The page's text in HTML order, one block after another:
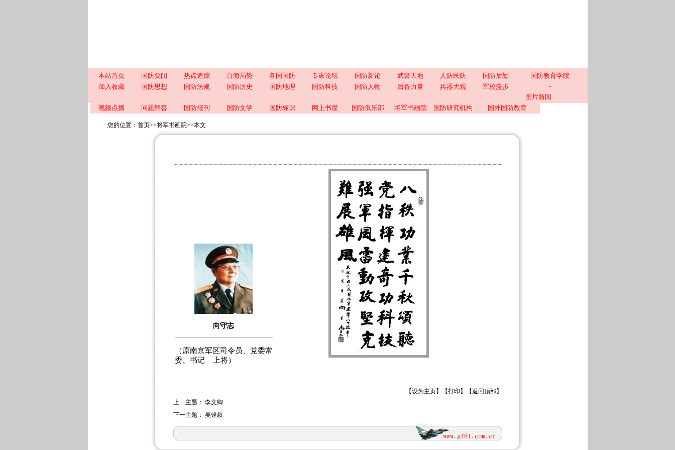
本站首页 国防要闻 热点追踪 台海局势 各国国防 专家论坛 国防新论 武警天地 人防民防 国防后勤
国防教育学院
加入收藏
国防思想 国防法规 国防历史 国防地理 国防科技 国防人物 后备力量 兵器大观 军校漫步
-
图片新闻
视频点播
问题解答 国防报刊 国防文学 国防标识 网上书屋 国防俱乐部 将军书画院 国防研究机构 国外国防教育
您的位置： 首页>>将军书画院>>本文
向守志
（原南京军区司令员、党委常
委、书记 上将）
【设为主页】【打印 】【返回顶部】
上一主题： 李文卿
下一主题： 吴铨叙